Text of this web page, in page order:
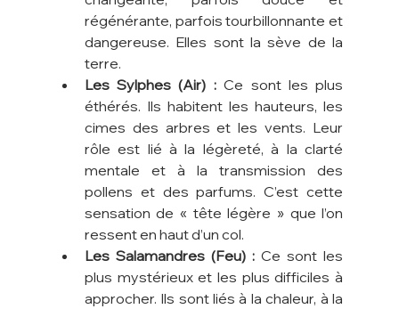
régénérante, parfois tourbillonnante et
dangereuse. Elles sont la sève de la
terre.
Les Sylphes (Air) : Ce sont les plus
éthérés. Ils habitent les hauteurs, les
cimes des arbres et les vents. Leur
rôle est lié à la légèreté, à la clarté
mentale et à la transmission des
pollens et des parfums. C’est cette
sensation de « tête légère » que l’on
ressent en haut d’un col.
Les Salamandres (Feu) : Ce sont les
plus mystérieux et les plus difficiles à
approcher. Ils sont liés à la chaleur, à la